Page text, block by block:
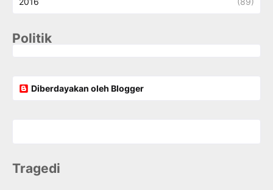
Politik
Diberdayakan oleh Blogger
Tragedi